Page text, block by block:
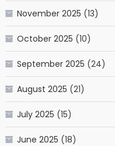
November 2025 (13)
October 2025 (10)
September 2025 (24)
August 2025 (21)
July 2025 (15)
June 2025 (18)